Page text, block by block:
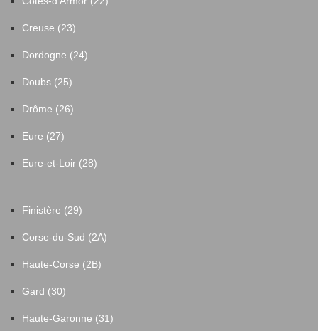
Creuse (23)
Dordogne (24)
Doubs (25)
Drôme (26)
Eure (27)
Eure-et-Loir (28)
Finistère (29)
Corse-du-Sud (2A)
Haute-Corse (2B)
Gard (30)
Haute-Garonne (31)